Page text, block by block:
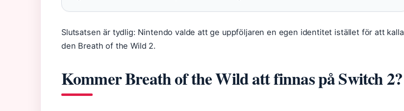
Slutsatsen är tydlig: Nintendo valde att ge uppföljaren en egen identitet istället för att kalla
den Breath of the Wild 2.
Kommer Breath of the Wild att finnas på Switch 2?